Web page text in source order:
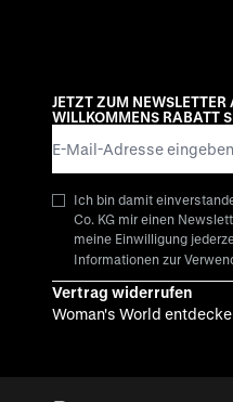
JETZT ZUM
WILLKOMMENS RABATT
Ich bin damit
Co. KG mir einen
meine Einwilligung
Informationen zur
Vertrag widerrufen
Woman's World